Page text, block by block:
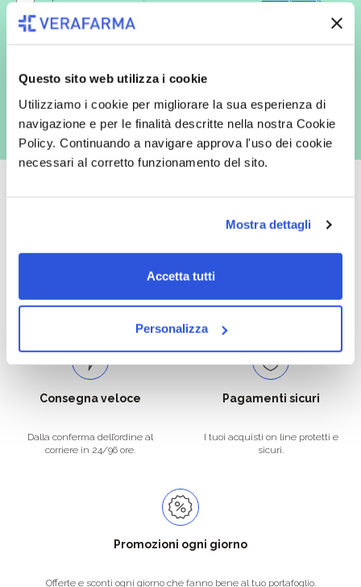
Questo sito web utilizza i cookie
Utilizziamo i cookie per migliorare la sua esperienza di
navigazione e per le finalità descritte nella nostra Cookie
Policy. Continuando a navigare approva l'uso dei cookie
necessari al corretto funzionamento del sito.
Mostra dettagli
Accetta tutti
Personalizza
espressamente al trattamento dei miei dati personali per finalità
commerciali da parte di Verafarma, tra cui invio di comunicazioni
marketing (con modalità telematiche - quali ad es. newsletter ed e-mail
es. posta cartacea)
Catalogo prodotti ampio e completo
Con un acquisto minimo di 29.90 €
Spedizioni in tutta Europa a 20€.
Consegna veloce
Dalla conferma dell’ordine al
corriere in 24/96 ore.
Pagamenti sicuri
I tuoi acquisti on line protetti e
sicuri.
Promozioni ogni giorno
Offerte e sconti ogni giorno che fanno bene al tuo portafoglio.